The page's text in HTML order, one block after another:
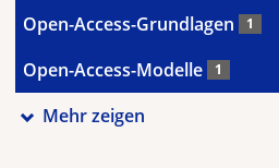
Open-Access-Grundlagen 1
Open-Access-Modelle 1
Mehr zeigen